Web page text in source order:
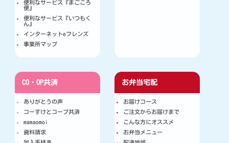
便利なサービス『まごころ
便』
便利なサービス『いつもく
ん』
インターネットeフレンズ
事業所マップ
CO・OP共済
ありがとうの声
コーすけとコープ共済
mamaomoi
資料請求
お弁当宅配
お届けコース
ご注文からお届けまで
こんな方にオススメ
お弁当メニュー